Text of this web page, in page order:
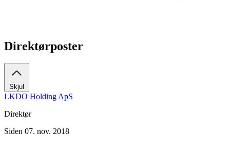
Direktørposter
Skjul
LKDO Holding ApS
Direktør
Siden 07. nov. 2018